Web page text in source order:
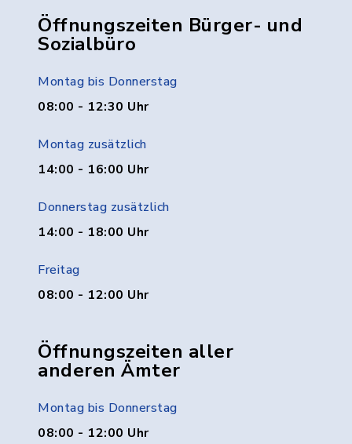
Öffnungszeiten Bürger- und
Sozialbüro
Montag bis Donnerstag
08:00 - 12:30 Uhr
Montag zusätzlich
14:00 - 16:00 Uhr
Donnerstag zusätzlich
14:00 - 18:00 Uhr
Freitag
08:00 - 12:00 Uhr
Öffnungszeiten aller
anderen Ämter
Montag bis Donnerstag
08:00 - 12:00 Uhr